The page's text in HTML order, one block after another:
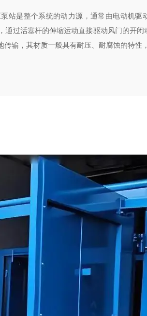
站是整个系统的动力源，通常由电动机驱
通过活塞杆的伸缩运动直接驱动风门的开
输，其材质一般具有耐压、耐腐蚀的特性